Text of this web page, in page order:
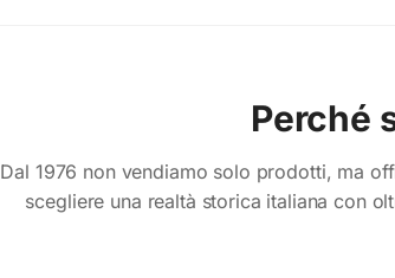
Perché
Dal 1976 non vendiamo solo prodotti, ma
scegliere una realtà storica italiana con